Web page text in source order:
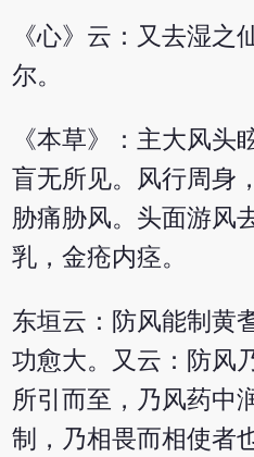
《心》云：又去湿之
尔。
《本草》：主大风头
盲无所见。风行周身
胁痛胁风。头面游风
乳，金疮内痉。
东垣云：防风能制黄
功愈大。又云：防风
所引而至，乃风药中
制，乃相畏而相使者